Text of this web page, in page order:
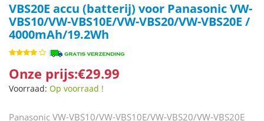
VBS20E accu (batterij) voor Panasonic VW-
VBS10/VW-VBS10E/VW-VBS20/VW-VBS20E /
4000mAh/19.2Wh
Onze prijs:€29.99
Voorraad: Op voorraad !
Panasonic VW-VBS10/VW-VBS10E/VW-VBS20/VW-VBS20E